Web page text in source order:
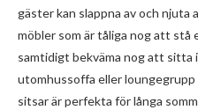
gäster kan slappna av och njuta
möbler som är tåliga nog att stå
samtidigt bekväma nog att sitta
utomhussoffa eller loungegrupp
sitsar är perfekta för långa